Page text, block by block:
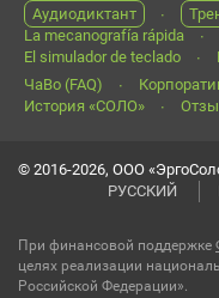
Аудиодиктант
La mecanografía rápida
El simulador de teclado
ЧаВо (FAQ)
История «СОЛО»
© 2016-2026, ООО
РУССКИЙ
При финансовой поддержке
целях реализации
Российской Федерации».